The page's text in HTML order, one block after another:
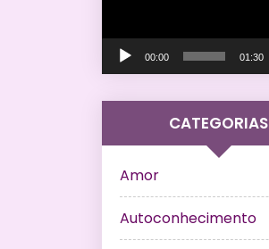
00:00 01:30
CATEGORIAS
Amor
Autoconhecimento